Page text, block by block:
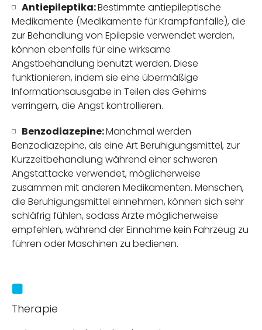
Antiepileptika:Bestimmte antiepileptische
Medikamente (Medikamente für Krampfanfälle), die
zur Behandlung von Epilepsie verwendet werden,
können ebenfalls für eine wirksame
Angstbehandlung benutzt werden. Diese
funktionieren, indem sie eine übermäßige
Informationsausgabe in Teilen des Gehirns
verringern, die Angst kontrollieren.
Benzodiazepine:Manchmal werden
Benzodiazepine, als eine Art Beruhigungsmittel, zur
Kurzzeitbehandlung während einer schweren
Angstattacke verwendet, möglicherweise
zusammen mit anderen Medikamenten. Menschen,
die Beruhigungsmittel einnehmen, können sich sehr
schläfrig fühlen, sodass Ärzte möglicherweise
empfehlen, während der Einnahme kein Fahrzeug zu
führen oder Maschinen zu bedienen.
Therapie